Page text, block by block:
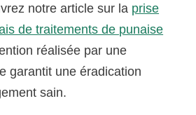
notre article sur la prise
de traitements de punaise
réalisée par une
garantit une éradication
sain.